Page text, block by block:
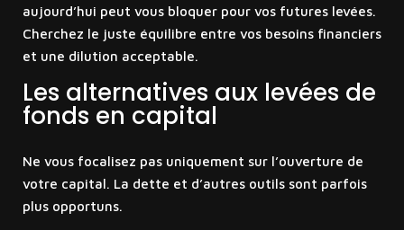
aujourd’hui peut vous bloquer pour vos futures levées.
Cherchez le juste équilibre entre vos besoins financiers
et une dilution acceptable.
Les alternatives aux levées de
fonds en capital
Ne vous focalisez pas uniquement sur l’ouverture de
votre capital. La dette et d’autres outils sont parfois
plus opportuns.